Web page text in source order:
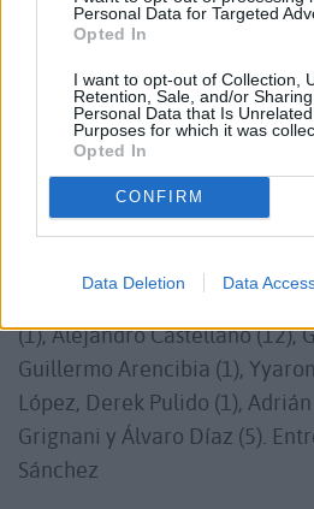
Personal Data for Targeted
Opted In
I want to opt-out of Collection,
Retention, Sale, and/or
Personal Data that Is
Purposes for which it was
Opted In
CONFIRM
Data Deletion Data
San José Obrero el próximo
septiembre , con el
el Balonmano Ingenio.
Ficha Técnica
Desatascos Jumbo Gáldar (30):
Santiago (5), Jesús Mendoza
Marcos García, Cayetano
(1), Alejandro Castellano (12),
Guillermo Arencibia (1),
López, Derek Pulido (1),
Grignani y Álvaro Díaz (5).
Sánchez